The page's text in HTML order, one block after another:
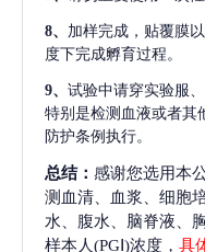
8、 加样完成，贴覆膜
度下完成孵育过程。
9、 试验中请穿实验服
特别是检测血液或者其
防护条例执行。
总结： 感谢您选用本
测血清、血浆、细胞
水、腹水、脑脊液、
样本人(PGⅠ)浓度， 具